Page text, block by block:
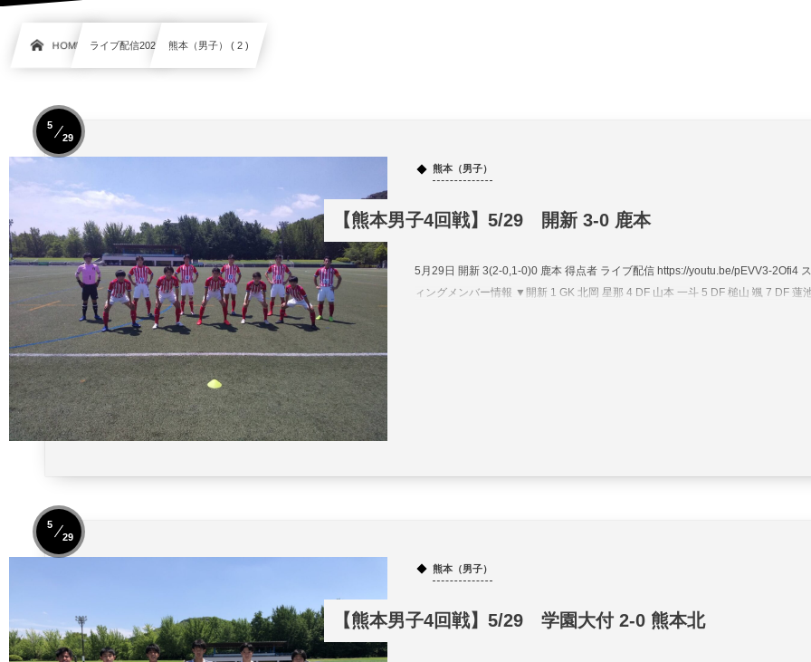
HOME ライブ配信2021 熊本（男子） ( 2 )
熊本（男子）
【熊本男子4回戦】5/29 開新 3-0 鹿本
5月29日 開新 3(2-0,1-0)0 鹿本 得点者 ライブ配信 https://youtu.be/pEVV3-2Ofi4
ィングメンバー情報 ▼開新 1 GK 北岡 星那 4 DF 山本 一斗 5 DF 槌山 颯 7 DF 蓮
5
29
熊本（男子）
【熊本男子4回戦】5/29 学園大付 2-0 熊本北
5
29